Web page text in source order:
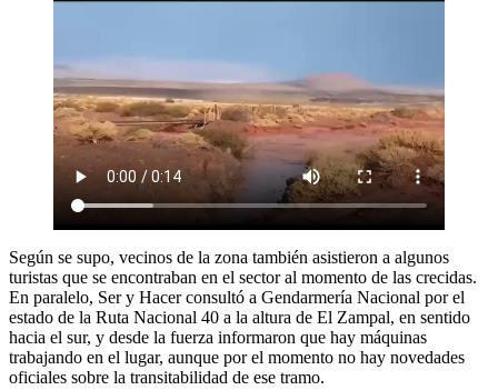
Según se supo, vecinos de la zona también asistieron a algunos
turistas que se encontraban en el sector al momento de las crecidas.
En paralelo, Ser y Hacer consultó a Gendarmería Nacional por el
estado de la Ruta Nacional 40 a la altura de El Zampal, en sentido
hacia el sur, y desde la fuerza informaron que hay máquinas
trabajando en el lugar, aunque por el momento no hay novedades
oficiales sobre la transitabilidad de ese tramo.